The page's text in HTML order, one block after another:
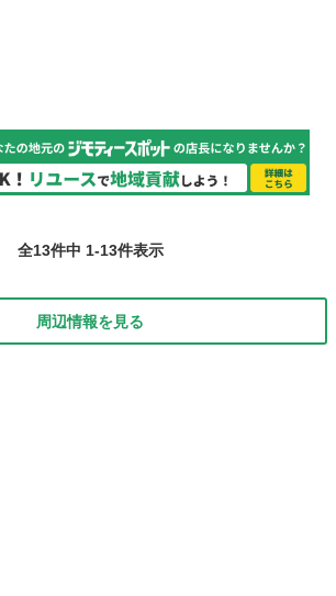
全13件中 1-13件表示
周辺情報を見る